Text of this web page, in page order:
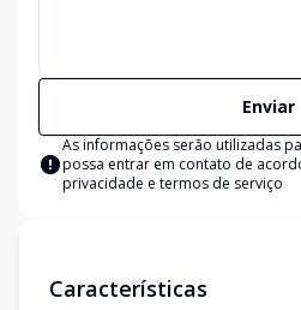
Enviar
As informações serão utilizadas
possa entrar em contato de
privacidade e termos de serviço
Características